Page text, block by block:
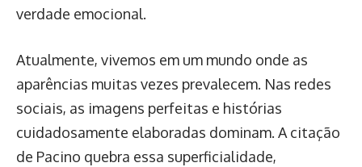
verdade emocional.
Atualmente, vivemos em um mundo onde as
aparências muitas vezes prevalecem. Nas redes
sociais, as imagens perfeitas e histórias
cuidadosamente elaboradas dominam. A citação
de Pacino quebra essa superficialidade,